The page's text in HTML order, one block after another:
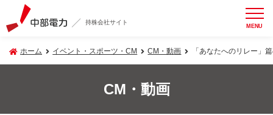
持株会社サイト MENU
ホーム イベント・スポーツ・CM CM・動画 「あなたへのリレー」
CM・動画